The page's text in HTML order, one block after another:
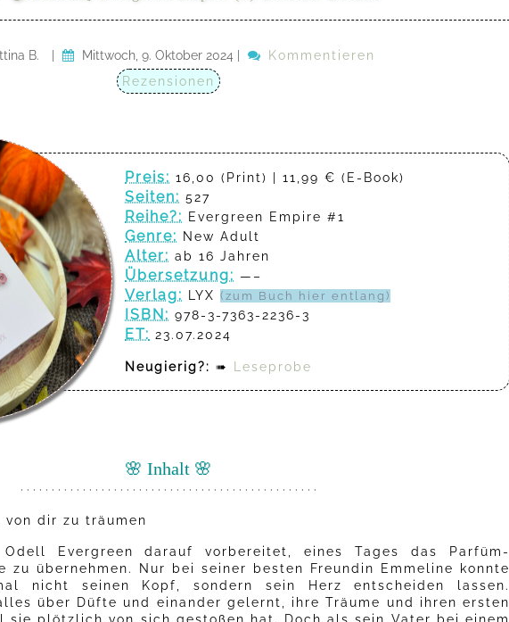
B. Mittwoch, 9. Oktober 2024
Kommentieren
Rezensionen
Preis: 16,00 (Print) | 11,99 € (E-Book)
Seiten: 527
Reihe?: Evergreen Empire #1
Genre: New Adult
Alter: ab 16 Jahren
Übersetzung: —–
Verlag: LYX (zum Buch hier entlang)
ISBN: 978-3-7363-2236-3
ET: 23.07.2024
Neugierig?: ➠ Leseprobe
🌸 Inhalt 🌸
· · · · · · · · · · · · · · · · · · · · · · · · · · · · · · · · · · · · · · · · · · · · · · · ·
von dir zu träumen
Evergreen darauf vorbereitet, eines Tages das Parfüm-
zu übernehmen. Nur bei seiner besten Freundin Emmeline konnte
nicht seinen Kopf, sondern sein Herz entscheiden lassen.
über Düfte und einander gelernt, ihre Träume und ihren ersten